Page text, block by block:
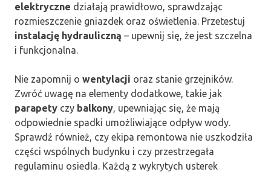
elektryczne działają prawidłowo, sprawdzając
rozmieszczenie gniazdek oraz oświetlenia. Przetestuj
instalację hydrauliczną – upewnij się, że jest szczelna
i funkcjonalna.
Nie zapomnij o wentylacji oraz stanie grzejników.
Zwróć uwagę na elementy dodatkowe, takie jak
parapety czy balkony , upewniając się, że mają
odpowiednie spadki umożliwiające odpływ wody.
Sprawdź również, czy ekipa remontowa nie uszkodziła
części wspólnych budynku i czy przestrzegała
regulaminu osiedla. Każdą z wykrytych usterek